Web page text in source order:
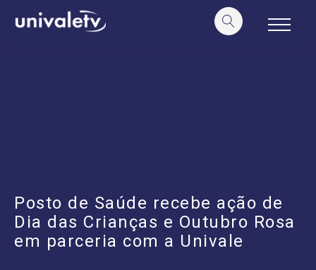
conteúdo
Posto de Saúde recebe ação de
Dia das Crianças e Outubro Rosa
em parceria com a Univale